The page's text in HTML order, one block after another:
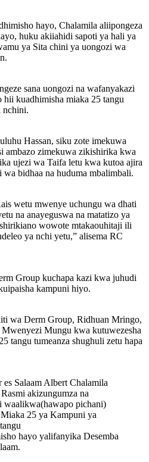
hayo, Chalamila aliipongeza
huku akiiahidi sapoti ya hali ya
ya Sita chini ya uongozi wa
sana uongozi na wafanyakazi
kuadhimisha miaka 25 tangu
nchini.
Hassan, siku zote imekuwa
ambazo zimekuwa zikishirika kwa
ujezi wa Taifa letu kwa kutoa ajira
wa bidhaa na huduma mbalimbali.
wetu mwenye uchungu wa dhati
na anayeguswa na matatizo ya
wowote mtakaouhitaji ili
ya nchi yetu,” alisema RC
Group kuchapa kazi kwa juhudi
kampuni hiyo.
wa Derm Group, Ridhuan Mringo,
Mwenyezi Mungu kwa kutuwezesha
tangu tumeanza shughuli zetu hapa
Salaam Albert Chalamila
akizungumza na
waalikwa(hawapo pichani)
25 ya Kampuni ya
hayo yalifanyika Desemba